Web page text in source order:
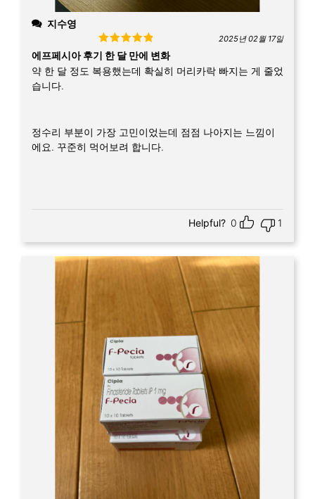
지수영
Rated 5out
of 5
2025년 02월 17일
에프페시아 후기 한 달 만에 변화
약 한 달 정도 복용했는데 확실히 머리카락 빠지는 게 줄었
습니다.
정수리 부분이 가장 고민이었는데 점점 나아지는 느낌이
에요. 꾸준히 먹어보려 합니다.
Helpful? 0 1